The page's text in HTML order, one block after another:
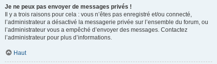
Je ne peux pas envoyer de messages privés !
Il y a trois raisons pour cela : vous n’êtes pas enregistré et/ou connecté,
l’administrateur a désactivé la messagerie privée sur l’ensemble du forum, ou
l’administrateur vous a empêché d’envoyer des messages. Contactez
l’administrateur pour plus d’informations.
Haut